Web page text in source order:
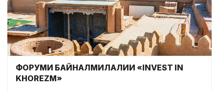
ФОРУМИ БАЙНАЛМИЛАЛИИ «INVEST IN
KHOREZM»